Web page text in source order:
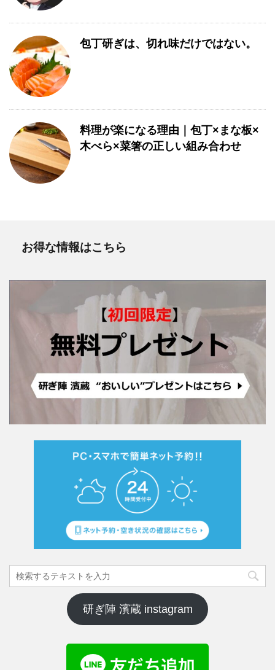
包丁研ぎは、切れ味だけではない。
料理が楽になる理由｜包丁×まな板×
木べら×菜箸の正しい組み合わせ
お得な情報はこちら
研ぎ陣 濱蔵 instagram